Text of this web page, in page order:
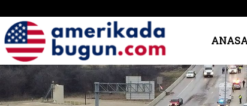
Amerika’da
Bugün